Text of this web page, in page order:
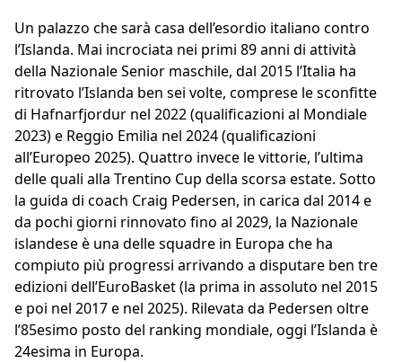
Un palazzo che sarà casa dell’esordio italiano contro
l’Islanda. Mai incrociata nei primi 89 anni di attività
della Nazionale Senior maschile, dal 2015 l’Italia ha
ritrovato l’Islanda ben sei volte, comprese le sconfitte
di Hafnarfjordur nel 2022 (qualificazioni al Mondiale
2023) e Reggio Emilia nel 2024 (qualificazioni
all’Europeo 2025). Quattro invece le vittorie, l’ultima
delle quali alla Trentino Cup della scorsa estate. Sotto
la guida di coach Craig Pedersen, in carica dal 2014 e
da pochi giorni rinnovato fino al 2029, la Nazionale
islandese è una delle squadre in Europa che ha
compiuto più progressi arrivando a disputare ben tre
edizioni dell’EuroBasket (la prima in assoluto nel 2015
e poi nel 2017 e nel 2025). Rilevata da Pedersen oltre
l’85esimo posto del ranking mondiale, oggi l’Islanda è
24esima in Europa.